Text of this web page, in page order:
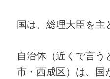
国は、総理大臣を主
自治体（近くで言う
市・西成区）は、国